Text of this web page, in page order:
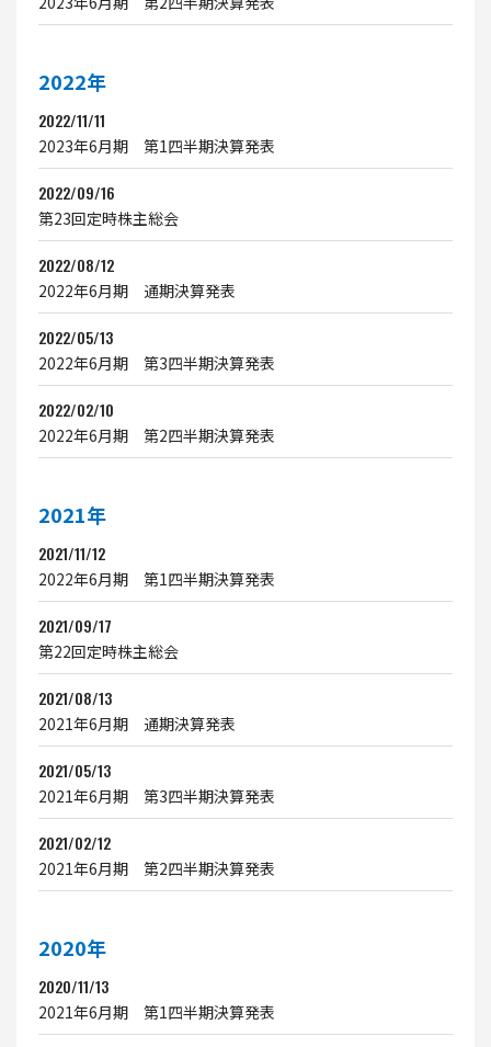
2022年
2022/11/11
2023年6月期 第1四半期決算発表
2022/09/16
第23回定時株主総会
2022/08/12
2022年6月期 通期決算発表
2022/05/13
2022年6月期 第3四半期決算発表
2022/02/10
2022年6月期 第2四半期決算発表
2021年
2021/11/12
2022年6月期 第1四半期決算発表
2021/09/17
第22回定時株主総会
2021/08/13
2021年6月期 通期決算発表
2021/05/13
2021年6月期 第3四半期決算発表
2021/02/12
2021年6月期 第2四半期決算発表
2020年
2020/11/13
2021年6月期 第1四半期決算発表